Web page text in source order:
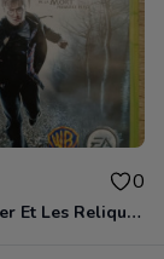
0
Harry Potter Et Les Reliques De La Mort - 1ère Partie Xbox 360